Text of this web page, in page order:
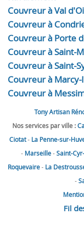
Couvreur à Val
Couvreur à
Couvreur à Porte
Couvreur à Saint-
Couvreur à Saint-
Couvreur à
Couvreur à
Tony Artisan
Nos services par ville :
Ciotat- La Penne-sur-
- Marseille-Saint-
Roquevaire- La
-
Fil